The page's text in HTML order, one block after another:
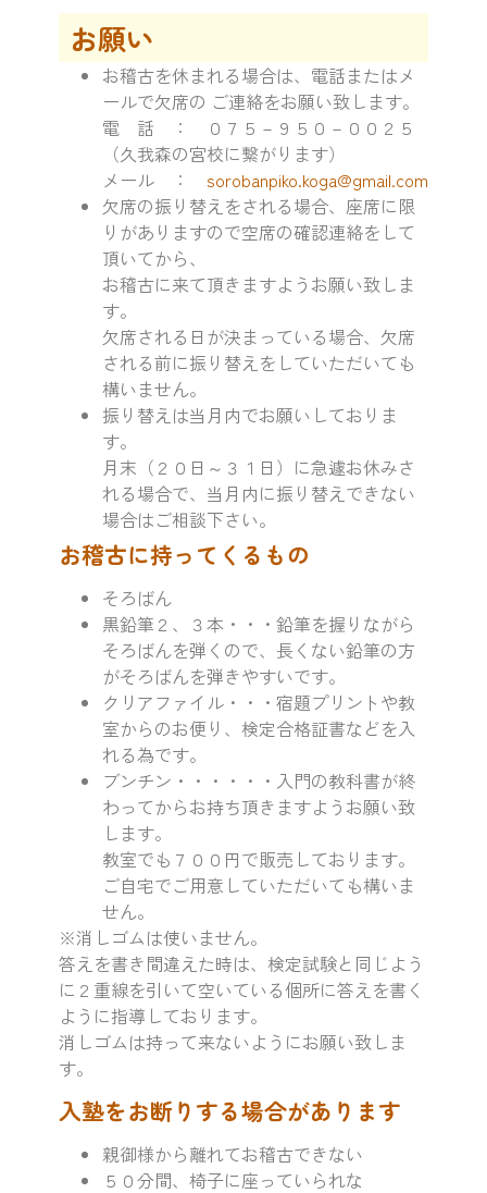
お願い
お稽古を休まれる場合は、電話またはメ
ールで欠席の ご連絡をお願い致します。
電 話 ： ０７５－９５０－００２５
（久我森の宮校に繋がります）
メール ： sorobanpiko.koga@gmail.com
欠席の振り替えをされる場合、座席に限
りがありますので空席の確認連絡をして
頂いてから、
お稽古に来て頂きますようお願い致しま
す。
欠席される日が決まっている場合、欠席
される前に振り替えをしていただいても
構いません。
振り替えは当月内でお願いしておりま
す。
月末（２０日～３１日）に急遽お休みさ
れる場合で、当月内に振り替えできない
場合はご相談下さい。
お稽古に持ってくるもの
そろばん
黒鉛筆２、３本・・・鉛筆を握りながら
そろばんを弾くので、長くない鉛筆の方
がそろばんを弾きやすいです。
クリアファイル・・・宿題プリントや教
室からのお便り、検定合格証書などを入
れる為です。
ブンチン・・・・・・入門の教科書が終
わってからお持ち頂きますようお願い致
します。
教室でも７００円で販売しております。
ご自宅でご用意していただいても構いま
せん。
※消しゴムは使いません。
答えを書き間違えた時は、検定試験と同じよう
に２重線を引いて空いている個所に答えを書く
ように指導しております。
消しゴムは持って来ないようにお願い致しま
す。
入塾をお断りする場合があります
親御様から離れてお稽古できない
５０分間、椅子に座っていられな